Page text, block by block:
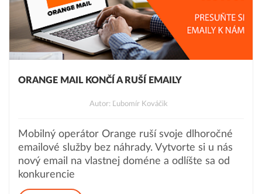
ORANGE MAIL KONČÍ A RUŠÍ EMAILY
Autor: Ľubomír Kováčik
Mobilný operátor Orange ruší svoje dlhoročné
emailové služby bez náhrady. Vytvorte si u nás
nový email na vlastnej doméne a odlíšte sa od
konkurencie